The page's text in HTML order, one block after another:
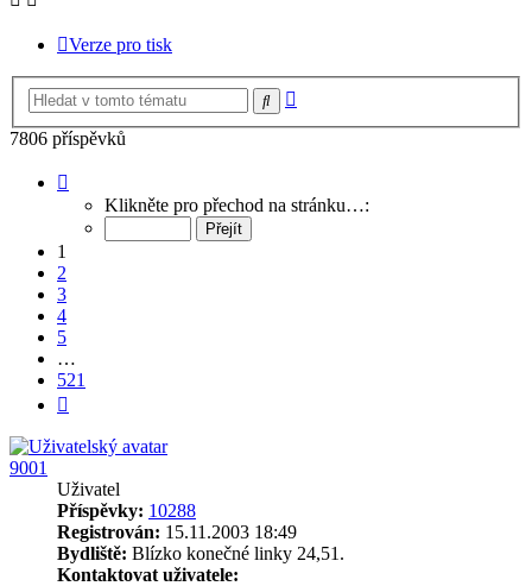
Verze pro tisk
Hledat
7806 příspěvků
Klikněte pro přechod na stránku…:
1
2
3
4
5
…
521
9001
Uživatel
Příspěvky: 10288
Registrován: 15.11.2003 18:49
Bydliště: Blízko konečné linky 24,51.
Kontaktovat uživatele: